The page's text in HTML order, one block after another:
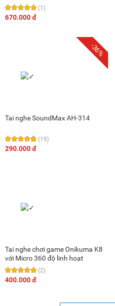
(1)
670.000 đ
-36%
Tai nghe SoundMax AH-314
(19)
290.000 đ
Tai nghe chơi game Onikuma K8
với Micro 360 độ linh hoạt
(2)
400.000 đ